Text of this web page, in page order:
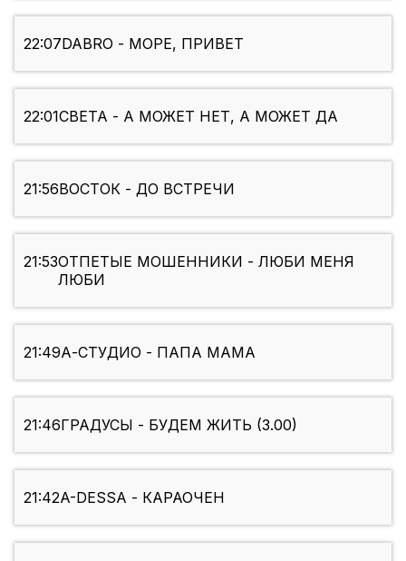
22:07DABRO - МОРЕ, ПРИВЕТ
22:01СВЕТА - А МОЖЕТ НЕТ, А МОЖЕТ ДА
21:56ВОСТОК - ДО ВСТРЕЧИ
21:53ОТПЕТЫЕ МОШЕННИКИ - ЛЮБИ МЕНЯ
ЛЮБИ
21:49А-СТУДИО - ПАПА МАМА
21:46ГРАДУСЫ - БУДЕМ ЖИТЬ (3.00)
21:42A-DESSA - КАРАОЧЕН